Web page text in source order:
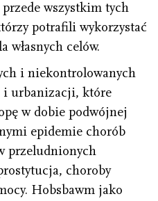
przede wszystkim tych
potrafili wykorzystać
własnych celów.
i niekontrolowanych
urbanizacji, które
w dobie podwójnej
epidemie chorób
przeludnionych
choroby
Hobsbawm jako